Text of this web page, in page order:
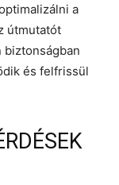
a
útmutatót
biztonságban
és felfrissül